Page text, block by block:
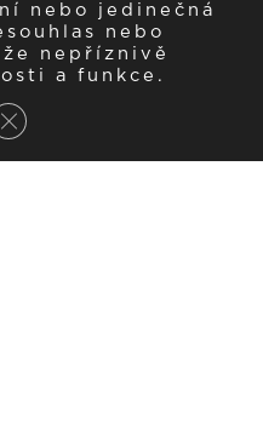
nebo jedinečná
nebo
nepříznivě
a funkce.
Zavřít cookie lištu GDPR